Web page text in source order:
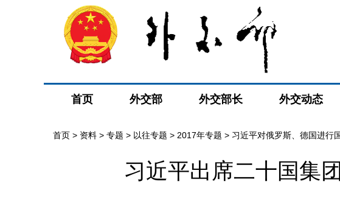
首页 外交部 外交部长 外交动态
首页 > 资料 > 专题 > 以往专题 > 2017年专题 > 习近平对俄罗斯、德国进行
习近平出席二十国集